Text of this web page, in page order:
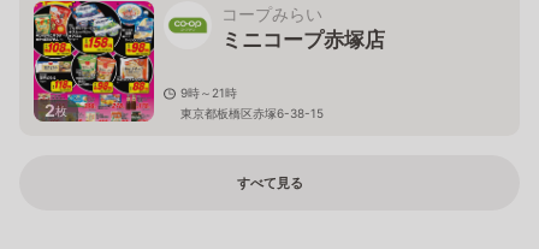
2枚
コープみらい
ミニコープ赤塚店
9時～21時
東京都板橋区赤塚6-38-15
すべて見る